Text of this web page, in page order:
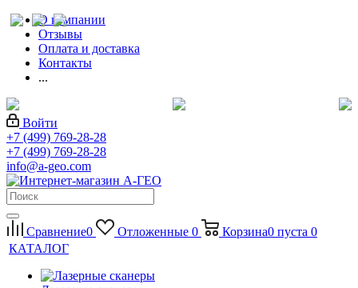
О компании
Отзывы
Оплата и доставка
Контакты
...
Войти
+7 (499) 769-28-28
+7 (499) 769-28-28
info@a-geo.com
Сравнение0 Отложенные 0 Корзина0 пуста 0
КАТАЛОГ